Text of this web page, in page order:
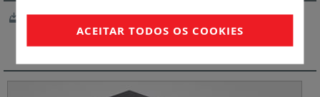
Configurador Living Now
ACEITAR TODOS OS COOKIES